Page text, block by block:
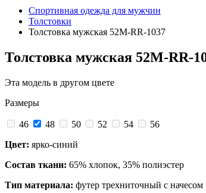
Спортивная одежда для мужчин
Толстовки
Толстовка мужская 52M-RR-1037
Толстовка мужская 52M-RR-
Эта модель в другом цвете
Размеры
46 48 50 52 54
56
Цвет: ярко-синий
Состав ткани: 65% хлопок, 35% полиэстер
Тип материала: футер трехниточный с начесом